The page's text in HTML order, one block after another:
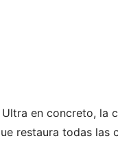
en concreto,
restaura todas